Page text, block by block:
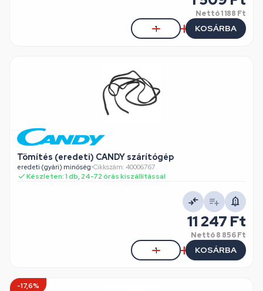
Nettó1 188 Ft
KOSÁRBA
Tömítés (eredeti) CANDY szárítógép
eredeti (gyári) minőség•Cikkszám: 40006767
Készleten: 1 db, 24-72 órás kiszállítással
11 247 Ft
Nettó8 856 Ft
KOSÁRBA
-17,6%